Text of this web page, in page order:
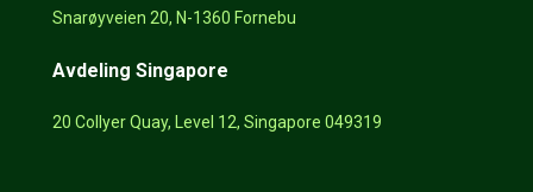
Snarøyveien 20, N-1360 Fornebu
Avdeling Singapore
20 Collyer Quay, Level 12, Singapore 049319